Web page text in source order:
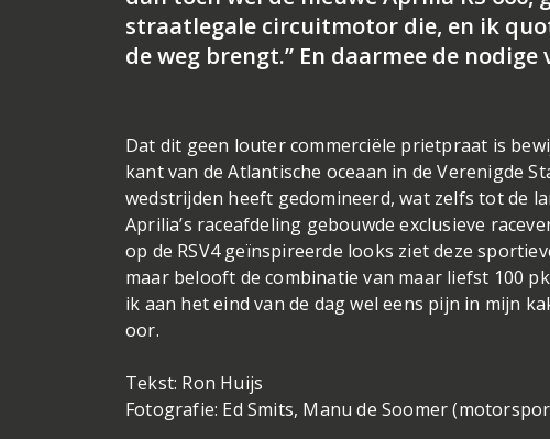
straatlegale circuitmotor die, en ik
de weg brengt.” En daarmee de
Dat dit geen louter commerciële prietpraat is
kant van de Atlantische oceaan in de Verenigde
wedstrijden heeft gedomineerd, wat zelfs tot de
Aprilia’s raceafdeling gebouwde exclusieve
op de RSV4 geïnspireerde looks ziet deze
maar belooft de combinatie van maar liefst 100
ik aan het eind van de dag wel eens pijn in mijn
oor.
Tekst: Ron Huijs
Fotografie: Ed Smits, Manu de Soomer